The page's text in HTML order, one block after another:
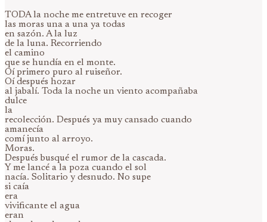
TODA la noche me entretuve en recoger
las moras una a una ya todas
en sazón. A la luz
de la luna. Recorriendo
el camino
que se hundía en el monte.
Oí primero puro al ruiseñor.
Oí después hozar
al jabalí. Toda la noche un viento acompañaba
dulce
la
recolección. Después ya muy cansado cuando
amanecía
comí junto al arroyo.
Moras.
Después busqué el rumor de la cascada.
Y me lancé a la poza cuando el sol
nacía. Solitario y desnudo. No supe
si caía
era
vivificante el agua
eran